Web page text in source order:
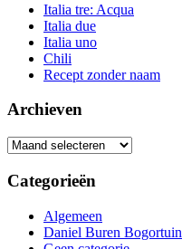
Italia tre: Acqua
Italia due
Italia uno
Chili
Recept zonder naam
Archieven
Archieven
Categorieën
Algemeen
Daniel Buren Bogortuin